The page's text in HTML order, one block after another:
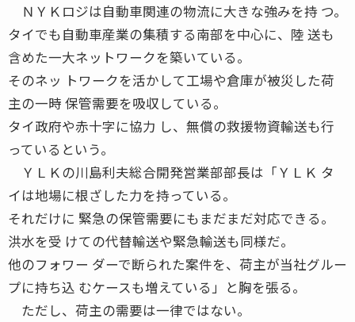
ＮＹＫロジは自動車関連の物流に大きな強みを持 つ。
タイでも自動車産業の集積する南部を中心に、陸 送も
含めた一大ネットワークを築いている。
そのネッ トワークを活かして工場や倉庫が被災した荷
主の一時 保管需要を吸収している。
タイ政府や赤十字に協力 し、無償の救援物資輸送も行
っているという。
ＹＬＫの川島利夫総合開発営業部部長は「ＹＬＫ タ
イは地場に根ざした力を持っている。
それだけに 緊急の保管需要にもまだまだ対応できる。
洪水を受 けての代替輸送や緊急輸送も同様だ。
他のフォワー ダーで断られた案件を、荷主が当社グルー
プに持ち込 むケースも増えている」と胸を張る。
ただし、荷主の需要は一律ではない。